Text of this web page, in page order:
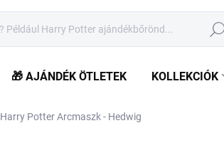
🎁 AJÁNDÉK ÖTLETEK KOLLEKCIÓK
Harry Potter Arcmaszk - Hedwig